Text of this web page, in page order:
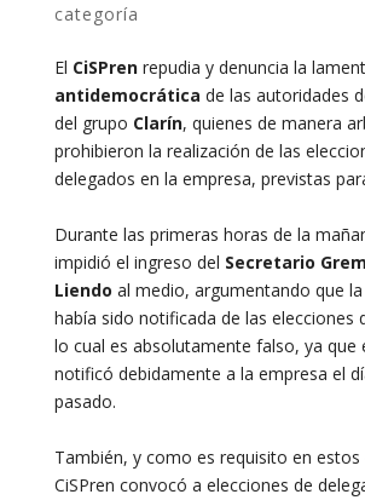
categoría
El CiSPrenrepudia y denuncia la
antidemocrática de las autoridades
del grupo Clarín, quienes de manera
prohibieron la realización de las
delegados en la empresa, previstas
Durante las primeras horas de la
impidió el ingreso del Secretario
Liendo al medio, argumentando que
había sido notificada de las elecciones
lo cual es absolutamente falso, ya que
notificó debidamente a la empresa el
pasado.
También, y como es requisito en estos
CiSPren convocó a elecciones de